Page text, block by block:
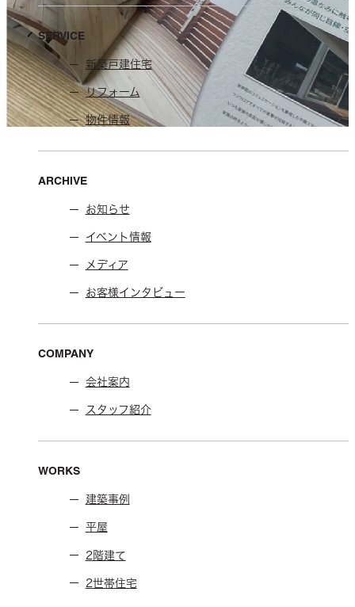
SERVICE
新築戸建住宅
リフォーム
物件情報
ARCHIVE
お知らせ
イベント情報
メディア
お客様インタビュー
COMPANY
会社案内
スタッフ紹介
WORKS
建築事例
平屋
2階建て
2世帯住宅